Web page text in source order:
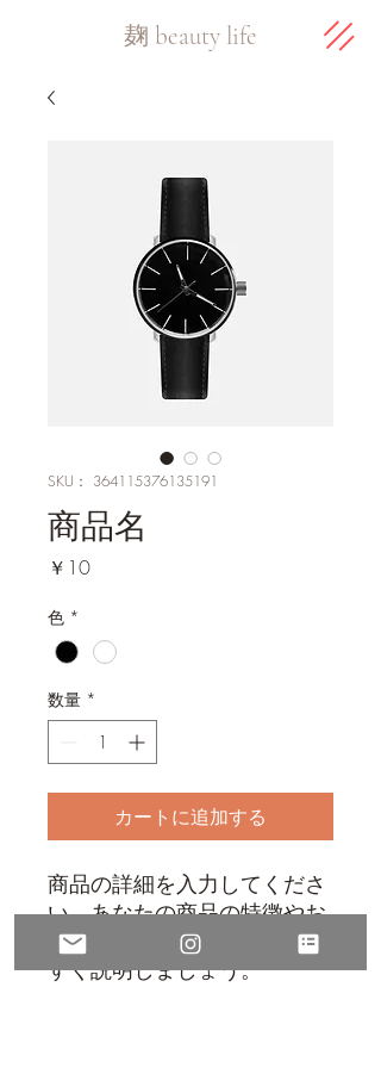
​麹 beauty life
SKU： 364115376135191
商品名
￥10価
色 *
数量 *
カートに追加する
商品の詳細を入力してくださ
い。あなたの商品の特徴やお
すすめのポイントをわかりや
すく説明しましょう。